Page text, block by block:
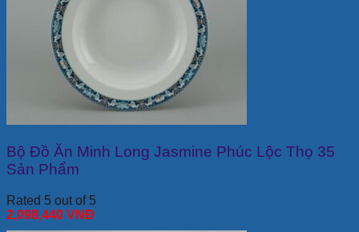
Bộ Đồ Ăn Minh Long Jasmine Phúc Lộc Thọ 35
Sản Phẩm
Rated 5 out of 5
2,098,440 VNĐ